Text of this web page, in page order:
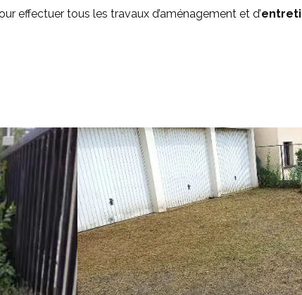
effectuer tous les travaux d’aménagement et d’